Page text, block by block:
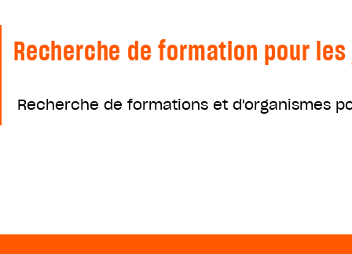
Recherche de formation pour
Recherche de formations et d'organismes